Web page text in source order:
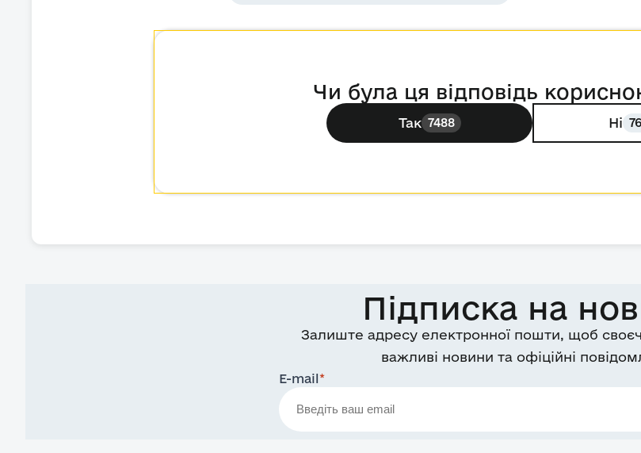
Чи була ця відповідь
Так 7488 Ні
Підписка на
Залиште адресу електронної пошти, щоб
важливі новини та офіційні
E-mail*